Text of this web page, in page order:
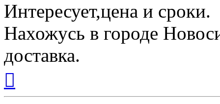
Интересует,цена и сроки.
Нахожусь в городе
доставка.
началу